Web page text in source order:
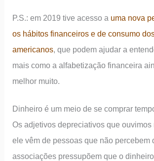
P.S.: em 2019 tive acesso a uma nova
os hábitos financeiros e de consumo
americanos, que podem ajudar a
mais como a alfabetização financeira
melhor muito.
Dinheiro é um meio de se comprar
Os adjetivos depreciativos que ouvimos
ele vêm de pessoas que não percebem
associações pressupõem que o